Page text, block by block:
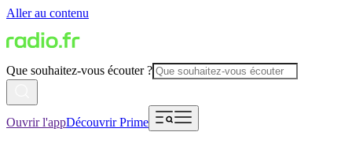
Aller au contenu
Que souhaitez-vous écouter ?
Ouvrir l'appDécouvrir Prime